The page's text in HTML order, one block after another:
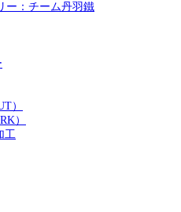
ー：チーム丹羽鐵
）
）
工